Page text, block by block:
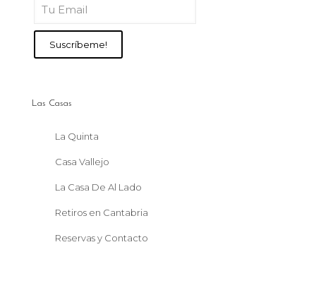
Las Casas
La Quinta
Casa Vallejo
La Casa De Al Lado
Retiros en Cantabria
Reservas y Contacto